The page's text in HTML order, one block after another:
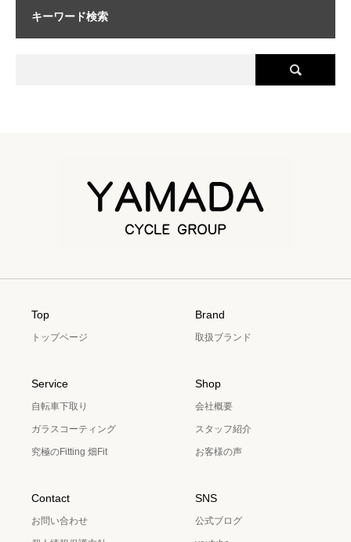
キーワード検索
Top
トップページ
Brand
取扱ブランド
Service
自転車下取り
ガラスコーティング
究極のFitting 畑Fit
Shop
会社概要
スタッフ紹介
お客様の声
Contact
お問い合わせ
SNS
公式ブログ